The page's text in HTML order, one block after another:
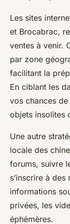
Les sites
et Brocabrac,
ventes à venir.
par zone
facilitant la
En ciblant les
vos chances
objets insolites
Une autre
locale des
forums, suivre
s’inscrire à
informations
privées, les
éphémères.